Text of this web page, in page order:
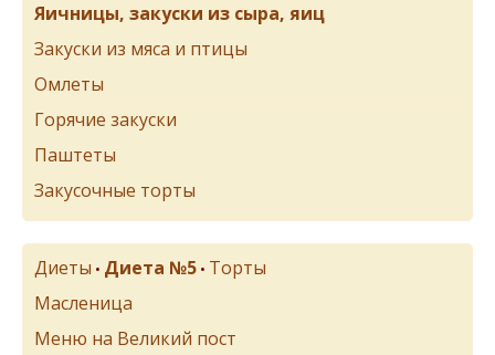
Яичницы, закуски из сыра, яиц
Закуски из мяса и птицы
Омлеты
Горячие закуски
Паштеты
Закусочные торты
Диеты • Диета №5 • Торты
Масленица
Меню на Великий пост